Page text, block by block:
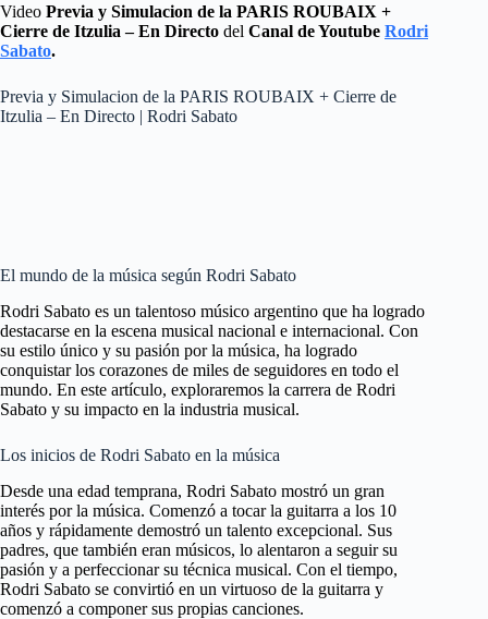
Video Previa y Simulacion de la PARIS ROUBAIX +
Cierre de Itzulia – En Directo del Canal de Youtube Rodri
Sabato.
Previa y Simulacion de la PARIS ROUBAIX + Cierre de
Itzulia – En Directo | Rodri Sabato
El mundo de la música según Rodri Sabato
Rodri Sabato es un talentoso músico argentino que ha logrado
destacarse en la escena musical nacional e internacional. Con
su estilo único y su pasión por la música, ha logrado
conquistar los corazones de miles de seguidores en todo el
mundo. En este artículo, exploraremos la carrera de Rodri
Sabato y su impacto en la industria musical.
Los inicios de Rodri Sabato en la música
Desde una edad temprana, Rodri Sabato mostró un gran
interés por la música. Comenzó a tocar la guitarra a los 10
años y rápidamente demostró un talento excepcional. Sus
padres, que también eran músicos, lo alentaron a seguir su
pasión y a perfeccionar su técnica musical. Con el tiempo,
Rodri Sabato se convirtió en un virtuoso de la guitarra y
comenzó a componer sus propias canciones.